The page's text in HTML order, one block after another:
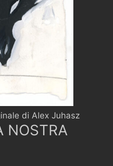
di Alex Juhasz
NOSTRA